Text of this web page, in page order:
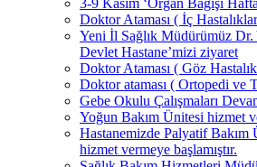
Doktor Ataması ( İç
Yeni İl Sağlık Müdürümüz
Devlet Hastane’mizi ziyaret
Doktor Ataması ( Göz
Doktor ataması ( Ortopedi ve
Gebe Okulu Çalışmaları
Yoğun Bakım Ünitesi hizmet
Hastanemizde Palyatif Bakım
hizmet vermeye başlamıştır.